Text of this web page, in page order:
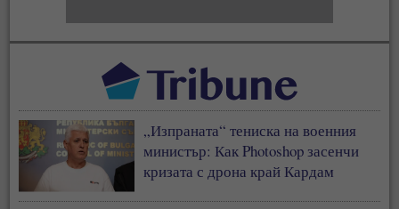
„Изпраната“ тениска на военния
министър: Как Photoshop засенчи
кризата с дрона край Кардам